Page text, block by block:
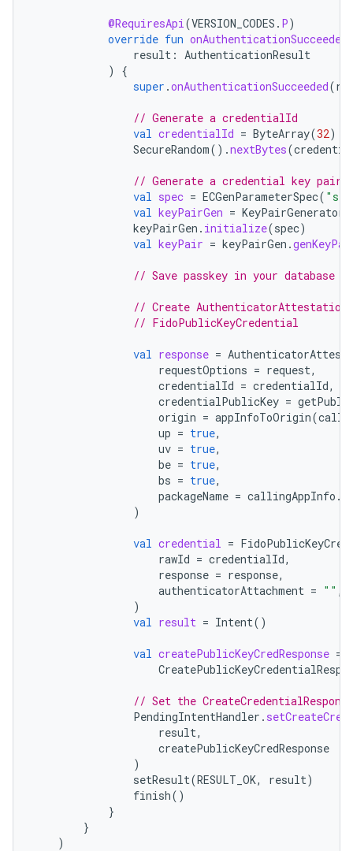
@RequiresApi(VERSION_CODES . P)
override fun onAuthenticationSucceeded
result : AuthenticationResult
)
{
super .onAuthenticationSucceeded(
// Generate a credentialId
val credentialId = ByteArray(32)
SecureRandom().nextBytes(
// Generate a credential key pair
val spec = ECGenParameterSpec(
val keyPairGen = KeyPairGenerator
keyPairGen . initialize(spec)
val keyPair = keyPairGen .
// Save passkey in your database
// Create
// FidoPublicKeyCredential
val response =
requestOptions = request,
credentialId = credentialId,
credentialPublicKey =
origin = appInfoToOrigin(
up = true,
uv = true,
be = true,
bs = true,
packageName = callingAppInfo .
)
val credential =
rawId = credentialId,
response = response,
authenticatorAttachment = "" ,
)
val result = Intent()
val createPublicKeyCredResponse =
// Set the
PendingIntentHandler .
result,
createPublicKeyCredResponse
)
setResult(RESULT_OK, result)
finish()
}
}
)